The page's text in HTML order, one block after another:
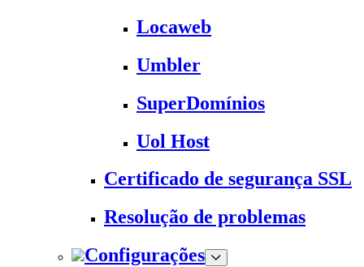
Locaweb
Umbler
SuperDomínios
Uol Host
Certificado de segurança SSL
Resolução de problemas
Configurações